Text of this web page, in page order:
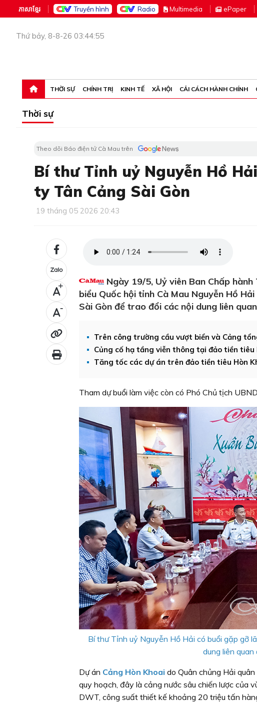
ភាសាខ្មែរ Truyền hình Radio Multimedia ePaper
Thứ bảy, 8-8-26 03:44:55
THỜI SỰ CHÍNH TRỊ KINH TẾ XÃ HỘI CẢI CÁCH HÀNH CHÍNH
Thời sự
Theo dõi Báo điện tử Cà Mau trên
Bí thư Tỉnh uỷ Nguyễn Hồ
ty Tân Cảng Sài Gòn
19 tháng 05 2026 20:43
+
-
Ngày 19/5, Uỷ viên Ban Chấp
biểu Quốc hội tỉnh Cà Mau Nguyễn Hồ
Sài Gòn để trao đổi các nội dung liên
Trên công trường cầu vượt biển và Cảng
Củng cố hạ tầng viễn thông tại đảo tiền tiêu
Tăng tốc các dự án trên đảo tiền tiêu Hòn
Tham dự buổi làm việc còn có Phó Chủ tịch
Bí thư Tỉnh uỷ Nguyễn Hồ Hải có buổi gặp gỡ
dung liên quan
Dự án Cảng Hòn Khoai do Quân chủng Hải
quy hoạch, đây là cảng nước sâu chiến lược
DWT, công suất thiết kế khoảng 20 triệu tấn